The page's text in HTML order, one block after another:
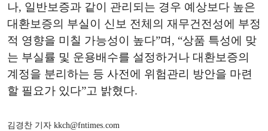
나, 일반보증과 같이 관리되는 경우 예상보다 높은
대환보증의 부실이 신보 전체의 재무건전성에 부정
적 영향을 미칠 가능성이 높다”며, “상품 특성에 맞
는 부실률 및 운용배수를 설정하거나 대환보증의
계정을 분리하는 등 사전에 위험관리 방안을 마련
할 필요가 있다”고 밝혔다.
김경찬 기자 kkch@fntimes.com